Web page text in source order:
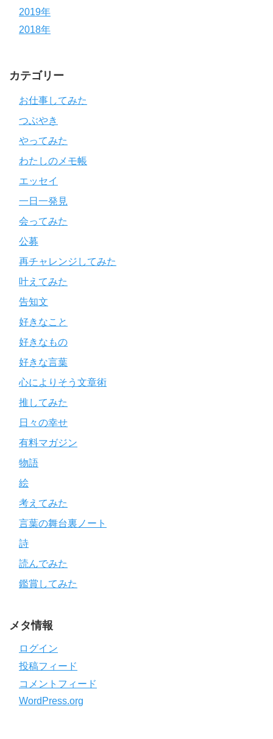
2019年
2018年
カテゴリー
お仕事してみた
つぶやき
やってみた
わたしのメモ帳
エッセイ
一日一発見
会ってみた
公募
再チャレンジしてみた
叶えてみた
告知文
好きなこと
好きなもの
好きな言葉
心によりそう文章術
推してみた
日々の幸せ
有料マガジン
物語
絵
考えてみた
言葉の舞台裏ノート
詩
読んでみた
鑑賞してみた
メタ情報
ログイン
投稿フィード
コメントフィード
WordPress.org